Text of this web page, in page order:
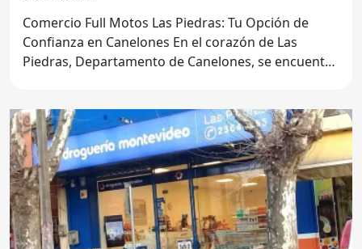
Comercio Full Motos Las Piedras: Tu Opción de
Confianza en Canelones En el corazón de Las
Piedras, Departamento de Canelones, se encuentra